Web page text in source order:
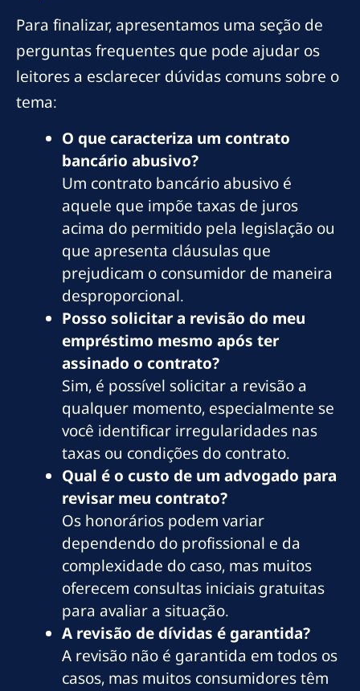
Para finalizar, apresentamos uma seção de
perguntas frequentes que pode ajudar os
leitores a esclarecer dúvidas comuns sobre o
tema:
O que caracteriza um contrato
bancário abusivo?
Um contrato bancário abusivo é
aquele que impõe taxas de juros
acima do permitido pela legislação ou
que apresenta cláusulas que
prejudicam o consumidor de maneira
desproporcional.
Posso solicitar a revisão do meu
empréstimo mesmo após ter
assinado o contrato?
Sim, é possível solicitar a revisão a
qualquer momento, especialmente se
você identificar irregularidades nas
taxas ou condições do contrato.
Qual é o custo de um advogado para
revisar meu contrato?
Os honorários podem variar
dependendo do profissional e da
complexidade do caso, mas muitos
oferecem consultas iniciais gratuitas
para avaliar a situação.
A revisão de dívidas é garantida?
A revisão não é garantida em todos os
casos, mas muitos consumidores têm